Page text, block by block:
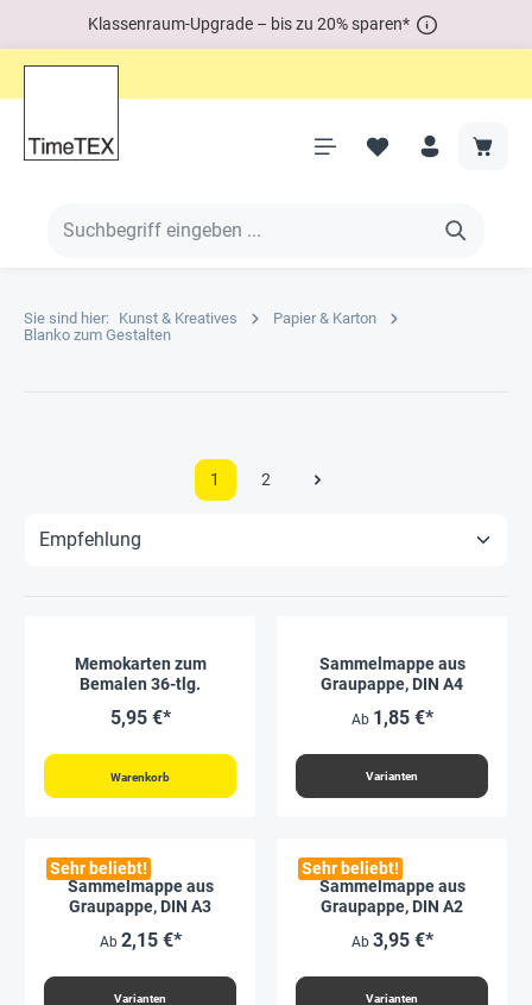
Klassenraum-Upgrade – bis zu 20% sparen*
Sie sind hier: Kunst & Kreatives
Papier & Karton
Blanko zum Gestalten
1 2
Memokarten zum
Bemalen 36-tlg.
5,95 €*
Warenkorb
Sammelmappe aus
Graupappe, DIN A4
Ab 1,85 €*
Varianten
Sehr beliebt!
Sammelmappe aus
Graupappe, DIN A3
Ab 2,15 €*
Varianten
Sehr beliebt!
Sammelmappe aus
Graupappe, DIN A2
Ab 3,95 €*
Varianten